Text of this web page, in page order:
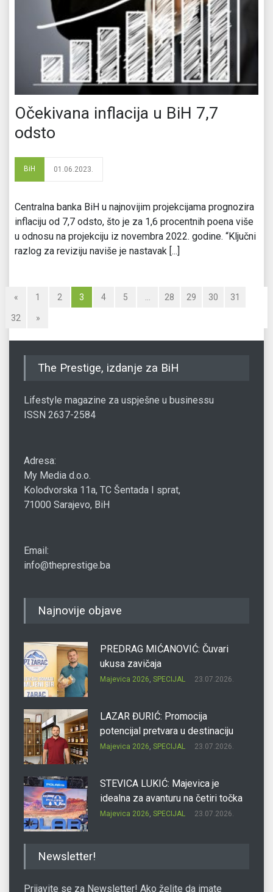
Očekivana inflacija u BiH 7,7
odsto
BiH 01.06.2023.
Centralna banka BiH u najnovijim projekcijama prognozira
inflaciju od 7,7 odsto, što je za 1,6 procentnih poena više
u odnosu na projekciju iz novembra 2022. godine. “Ključni
razlog za reviziju naviše je nastavak [...]
« 1 2 3 4 5 28 29 30 31
32 »
The Prestige, izdanje za BiH
Lifestyle magazine za uspješne u businessu
ISSN 2637-2584
Adresa:
My Media d.o.o.
Kolodvorska 11a, TC Šentada I sprat,
71000 Sarajevo, BiH
Email:
info@theprestige.ba
Najnovije objave
PREDRAG MIĆANOVIĆ: Čuvari
ukusa zavičaja
Majevica 2026, SPECIJAL 23.07.2026.
LAZAR ĐURIĆ: Promocija
potencijal pretvara u destinaciju
Majevica 2026, SPECIJAL 23.07.2026.
STEVICA LUKIĆ: Majevica je
idealna za avanturu na četiri točka
Majevica 2026, SPECIJAL 23.07.2026.
Newsletter!
Prijavite se za Newsletter! Ako želite da imate